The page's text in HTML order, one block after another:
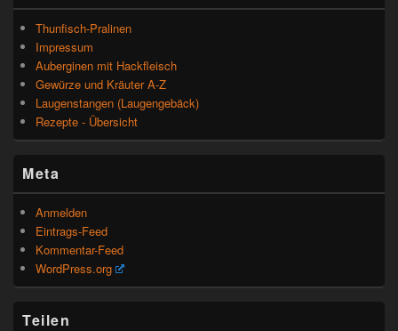
Thunfisch-Pralinen
Impressum
Auberginen mit Hackfleisch
Gewürze und Kräuter A-Z
Laugenstangen (Laugengebäck)
Rezepte - Übersicht
Meta
Anmelden
Eintrags-Feed
Kommentar-Feed
WordPress.org
Teilen